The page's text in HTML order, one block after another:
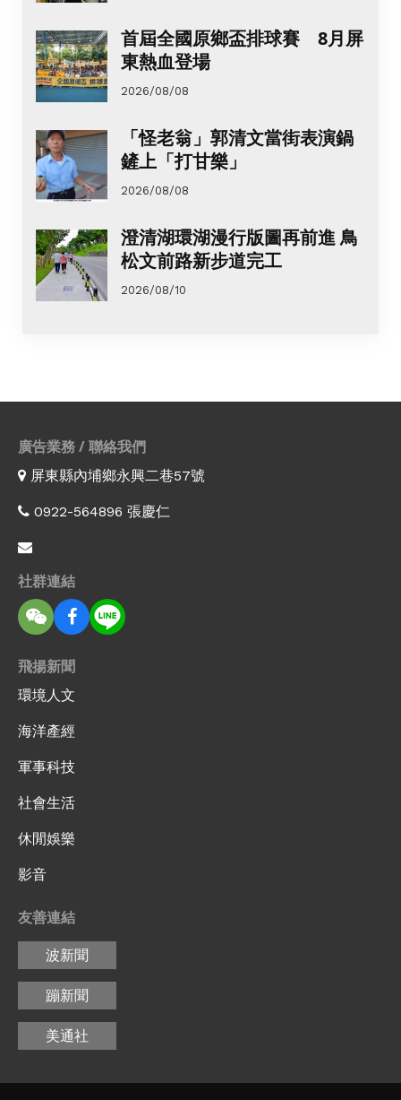
首屆全國原鄉盃排球賽 8月屏
東熱血登場
2026/08/08
「怪老翁」郭清文當街表演鍋
鏟上「打甘樂」
2026/08/08
澄清湖環湖漫行版圖再前進 鳥
松文前路新步道完工
2026/08/10
廣告業務 / 聯絡我們
屏東縣內埔鄉永興二巷57號
0922-564896 張慶仁
社群連結
飛揚新聞
環境人文
海洋產經
軍事科技
社會生活
休閒娛樂
影音
友善連結
波新聞
蹦新聞
美通社